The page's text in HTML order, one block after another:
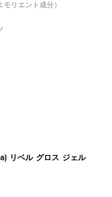
リエント成分）
リベル グロス ジェル